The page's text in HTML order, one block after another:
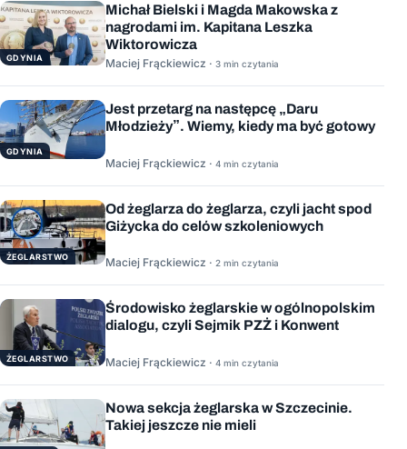
GDYNIA
Michał Bielski i Magda Makowska z
nagrodami im. Kapitana Leszka
Wiktorowicza
Maciej Frąckiewicz · 3 min czytania
GDYNIA
Jest przetarg na następcę „Daru
Młodzieży”. Wiemy, kiedy ma być gotowy
Maciej Frąckiewicz · 4 min czytania
ŻEGLARSTWO
Od żeglarza do żeglarza, czyli jacht spod
Giżycka do celów szkoleniowych
Maciej Frąckiewicz · 2 min czytania
ŻEGLARSTWO
Środowisko żeglarskie w ogólnopolskim
dialogu, czyli Sejmik PZŻ i Konwent
Maciej Frąckiewicz · 4 min czytania
Nowa sekcja żeglarska w Szczecinie.
Takiej jeszcze nie mieli